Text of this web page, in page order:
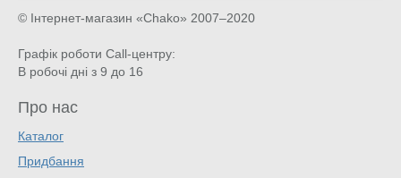
© Інтернет-магазин «Chako» 2007–2020
Графік роботи Call-центру:
В робочі дні з 9 до 16
Про нас
Каталог
Придбання